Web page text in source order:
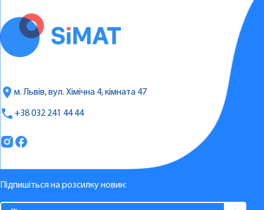
м. Львів, вул. Хімічна 4, кімната 47
+38 032 241 44 44
Підпишіться на розсилку новин: